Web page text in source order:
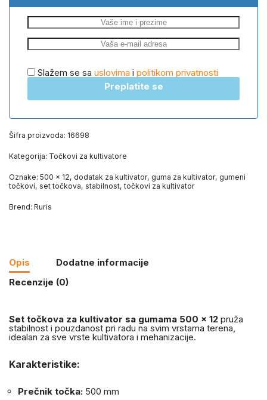
Slažem se sa uslovima i politikom privatnosti
Preplatite se
Šifra proizvoda: 16698
Kategorija: Točkovi za kultivatore
Oznake: 500 x 12, dodatak za kultivator, guma za kultivator, gumeni
točkovi, set točkova, stabilnost,točkovi za kultivator
Brend: Ruris
Opis
Dodatne informacije
Recenzije (0)
Set točkova za kultivator sa gumama 500 x 12 pruža
stabilnost i pouzdanost pri radu na svim vrstama terena,
idealan za sve vrste kultivatora i mehanizacije.
Karakteristike:
Prečnik točka: 500 mm